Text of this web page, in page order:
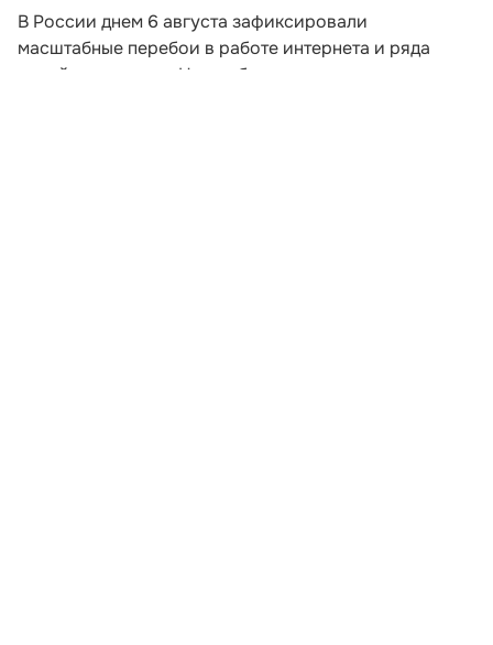
В России днем 6 августа зафиксировали
масштабные перебои в работе интернета и ряда
онлайн-сервисов. На проблемы жалуются